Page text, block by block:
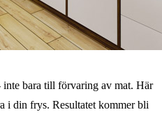
bara till förvaring av mat. Här
i din frys. Resultatet kommer bli